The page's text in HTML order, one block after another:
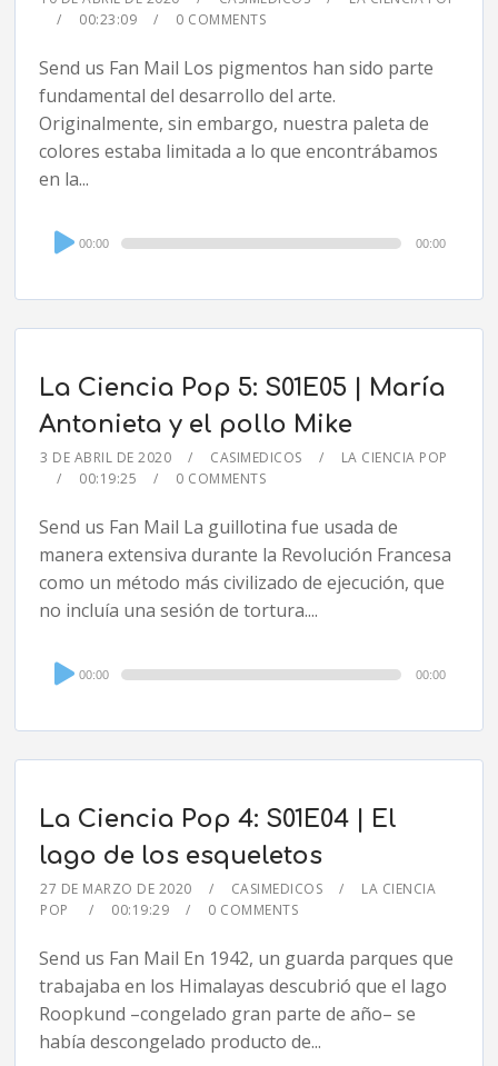
00:23:09
0 COMMENTS
Send us Fan Mail Los pigmentos han sido parte
fundamental del desarrollo del arte.
Originalmente, sin embargo, nuestra paleta de
colores estaba limitada a lo que encontrábamos
en la...
Audio
Player
00:00 00:00
La Ciencia Pop 5: S01E05 | María
Antonieta y el pollo Mike
3 DE ABRIL DE 2020 CASIMEDICOS
LA CIENCIA POP
00:19:25
0 COMMENTS
Send us Fan Mail La guillotina fue usada de
manera extensiva durante la Revolución Francesa
como un método más civilizado de ejecución, que
no incluía una sesión de tortura....
Audio
Player
00:00 00:00
La Ciencia Pop 4: S01E04 | El
lago de los esqueletos
27 DE MARZO DE 2020 CASIMEDICOS
LA CIENCIA
POP
00:19:29 0 COMMENTS
Send us Fan Mail En 1942, un guarda parques que
trabajaba en los Himalayas descubrió que el lago
Roopkund –congelado gran parte de año– se
había descongelado producto de...